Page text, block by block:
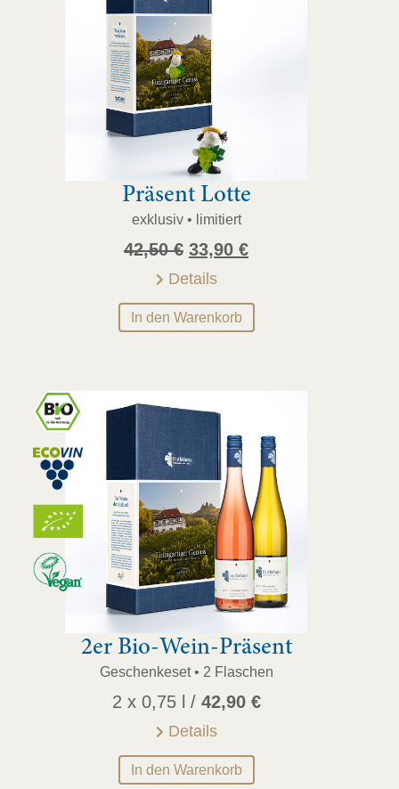
Präsent Lotte
exklusiv • limitiert
42,50€ Ursprünglicher
Preis
war:
42,50 €
33,90 €Aktueller
ist:
Details
In den Warenkorb
2er Bio-Wein-Präsent
Geschenkeset • 2 Flaschen
2 x 0,75 l / 42,90 €
Details
In den Warenkorb